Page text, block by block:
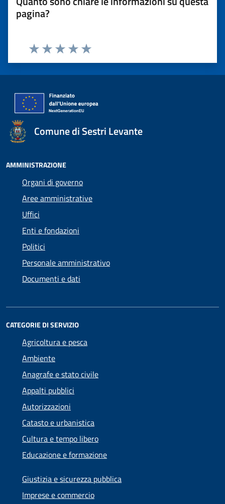
pagina?
Valuta 5 stelle su 5
Valuta 4 stelle su 5
Valuta 3 stelle su 5
Valuta 2 stelle su 5
Valuta 1 stelle su 5
Comune di Sestri Levante
AMMINISTRAZIONE
Organi di governo
Aree amministrative
Uffici
Enti e fondazioni
Politici
Personale amministrativo
Documenti e dati
CATEGORIE DI SERVIZIO
Agricoltura e pesca
Ambiente
Anagrafe e stato civile
Appalti pubblici
Autorizzazioni
Catasto e urbanistica
Cultura e tempo libero
Educazione e formazione
Giustizia e sicurezza pubblica
Imprese e commercio